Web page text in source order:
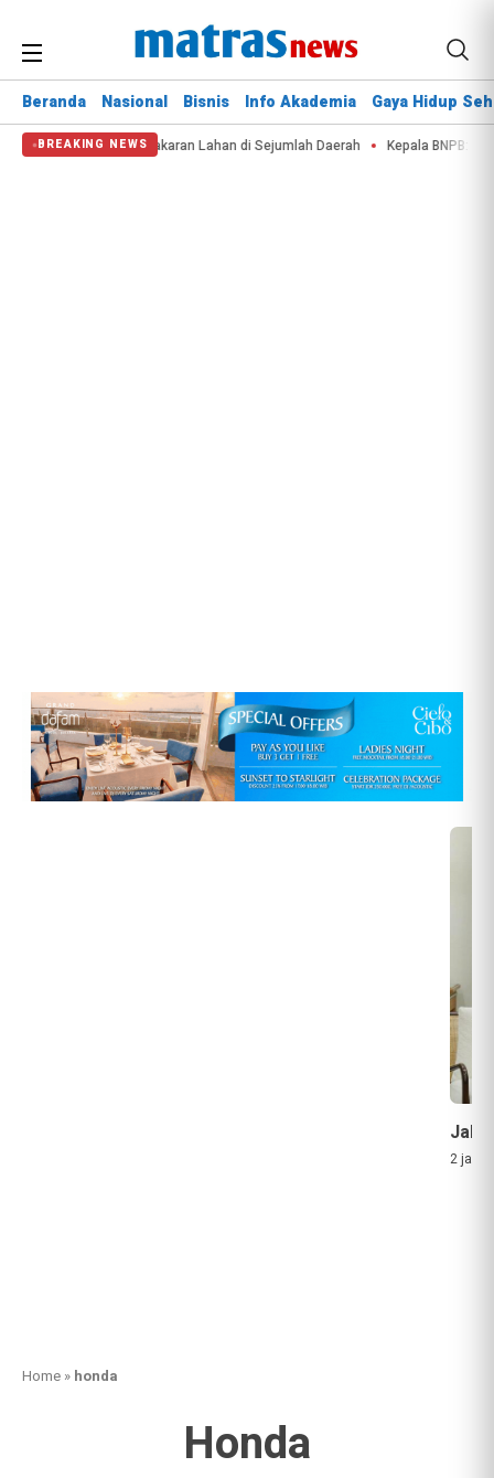
Beranda Nasional Bisnis Info Akademia Gaya Hidup
BREAKING NEWS
Krisis Air dan Kebakaran Lahan di Sejumlah Daerah Kepala BNPB:
2 jam
Home » honda
Honda